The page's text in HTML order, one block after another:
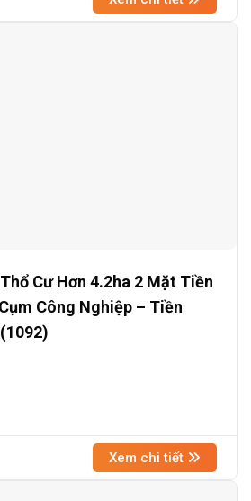
Cư Hơn 4.2ha 2 Mặt Tiền
Công Nghiệp – Tiền
Xem chi tiết